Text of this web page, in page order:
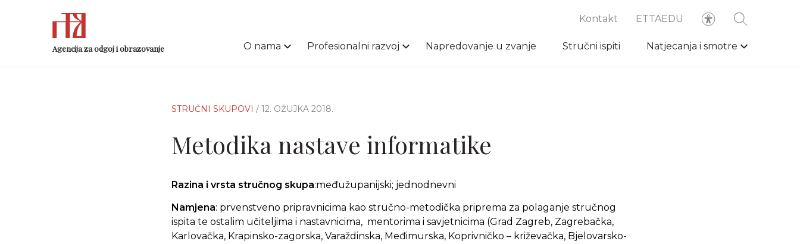
Agencija za odgoj i obrazovanje
Kontakt ETTAEDU
O nama Profesionalni razvoj Napredovanje u zvanje Stručni ispiti Natjecanja i smotre
STRUČNI SKUPOVI / 12. OŽUJKA 2018.
Metodika nastave informatike
Razina i vrsta stručnog skupa:međužupanijski; jednodnevni
Namjena: prvenstveno pripravnicima kao stručno-metodička priprema za polaganje stručnog
ispita te ostalim učiteljima i nastavnicima, mentorima i savjetnicima (Grad Zagreb, Zagrebačka,
Karlovačka, Krapinsko-zagorska, Varaždinska, Međimurska, Koprivničko – križevačka, Bjelovarsko-